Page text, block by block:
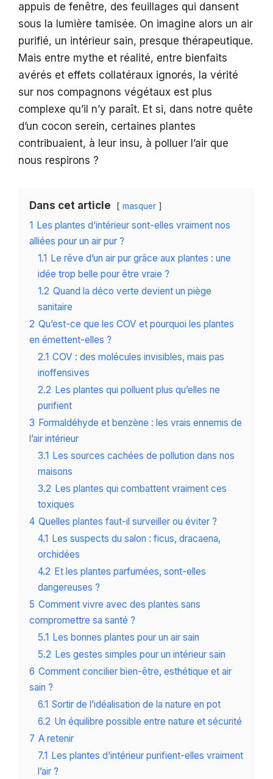
appuis de fenêtre, des feuillages qui dansent
sous la lumière tamisée. On imagine alors un air
purifié, un intérieur sain, presque thérapeutique.
Mais entre mythe et réalité, entre bienfaits
avérés et effets collatéraux ignorés, la vérité
sur nos compagnons végétaux est plus
complexe qu’il n’y paraît. Et si, dans notre quête
d’un cocon serein, certaines plantes
contribuaient, à leur insu, à polluer l’air que
nous respirons ?
Dans cet article masquer
1 Les plantes d’intérieur sont-elles vraiment nos
alliées pour un air pur ?
1.1 Le rêve d’un air pur grâce aux plantes : une
idée trop belle pour être vraie ?
1.2 Quand la déco verte devient un piège
sanitaire
2 Qu’est-ce que les COV et pourquoi les plantes
en émettent-elles ?
2.1 COV : des molécules invisibles, mais pas
inoffensives
2.2 Les plantes qui polluent plus qu’elles ne
purifient
3 Formaldéhyde et benzène : les vrais ennemis de
l’air intérieur
3.1 Les sources cachées de pollution dans nos
maisons
3.2 Les plantes qui combattent vraiment ces
toxiques
4 Quelles plantes faut-il surveiller ou éviter ?
4.1 Les suspects du salon : ficus, dracaena,
orchidées
4.2 Et les plantes parfumées, sont-elles
dangereuses ?
5 Comment vivre avec des plantes sans
compromettre sa santé ?
5.1 Les bonnes plantes pour un air sain
5.2 Les gestes simples pour un intérieur sain
6 Comment concilier bien-être, esthétique et air
sain ?
6.1 Sortir de l’idéalisation de la nature en pot
6.2 Un équilibre possible entre nature et sécurité
7 A retenir
7.1 Les plantes d’intérieur purifient-elles vraiment
l’air ?